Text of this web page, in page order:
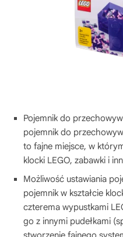
Pojemnik do
pojemnik do
to fajne miejsce, w
klocki LEGO, zabawki i
Możliwość ustawiania
pojemnik w kształcie
czterema wypustkami
go z innymi pudełkami